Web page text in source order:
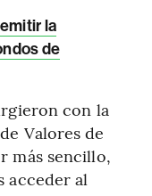
la
de
con la
Valores de
más sencillo,
acceder al